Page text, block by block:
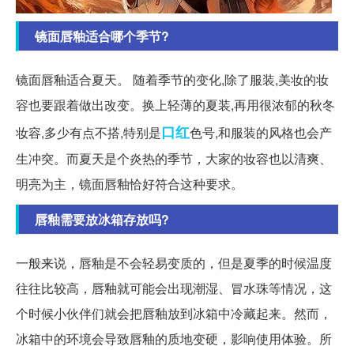
镜面唇釉适合哪个季节?
镜面唇釉适合夏天。 随着季节的变化,除了服装,美妆的妆
容也要跟着做出改变。换上轻薄的夏装,再用很浓郁的秋冬
妆容,多少有点不搭,特别是口红色号,和服装的风格也会产
生冲突。而夏天是个炎热的季节，大家的妆容也以清爽、
明亮为主，镜面唇釉恰好符合这种要求。
唇釉需要放冰箱存放吗?
一般来说，唇釉是不会轻易变质的，但是夏季的时候温度
往往比较高，唇釉就可能会出现潮湿、冒水珠等情况，这
个时候小伙伴们就会把唇釉放到冰箱中冷藏起来。然而，
冰箱中的环境会导致唇釉的质地变硬，影响使用体验。所